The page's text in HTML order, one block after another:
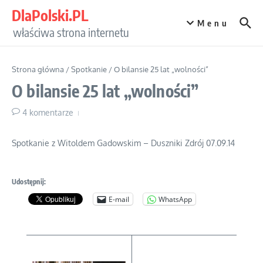
DlaPolski.PL
właściwa strona internetu
Menu
Strona główna /Spotkanie /O bilansie 25 lat „wolności”
O bilansie 25 lat „wolności”
4 komentarze
Spotkanie z Witoldem Gadowskim – Duszniki Zdrój 07.09.14
Udostępnij:
E-mail WhatsApp